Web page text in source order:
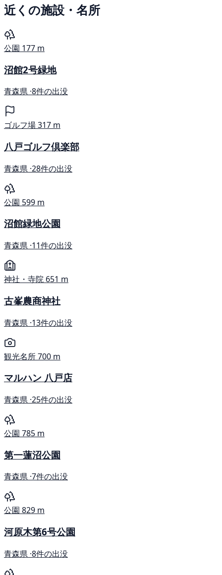
近くの施設・名所
公園 177 m
沼館2号緑地
青森県 ·8件の出没
ゴルフ場317 m
八戸ゴルフ倶楽部
青森県 ·28件の出没
公園 599 m
沼館緑地公園
青森県 ·11件の出没
神社・寺院 651 m
古峯農商神社
青森県 ·13件の出没
観光名所700 m
マルハン 八戸店
青森県 ·25件の出没
公園 785 m
第一蓮沼公園
青森県 ·7件の出没
公園 829 m
河原木第6号公園
青森県 ·8件の出没